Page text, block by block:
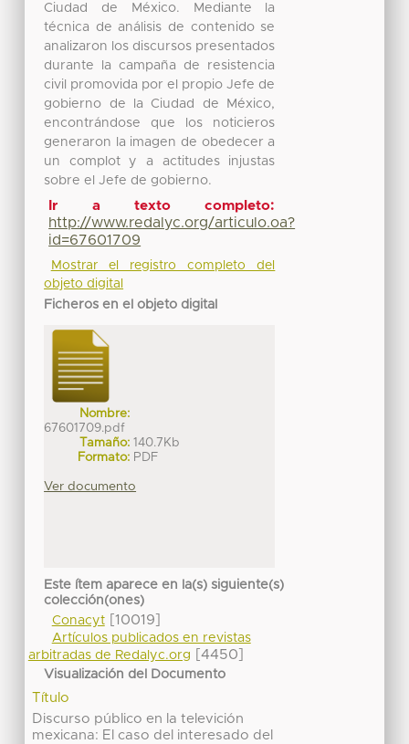
Ciudad de México. Mediante la
técnica de análisis de contenido se
analizaron los discursos presentados
durante la campaña de resistencia
civil promovida por el propio Jefe de
gobierno de la Ciudad de México,
encontrándose que los noticieros
generaron la imagen de obedecer a
un complot y a actitudes injustas
sobre el Jefe de gobierno.
Ir a texto completo:
http://www.redalyc.org/articulo.oa?
id=67601709
Mostrar el registro completo del
objeto digital
Ficheros en el objeto digital
Nombre:
67601709.pdf
Tamaño: 140.7Kb
Formato: PDF
Ver documento
Este ítem aparece en la(s) siguiente(s)
colección(ones)
Conacyt[10019]
Artículos publicados en revistas
arbitradas de Redalyc.org
[4450]
Visualización del Documento
Título
Discurso público en la televición
mexicana: El caso del interesado del